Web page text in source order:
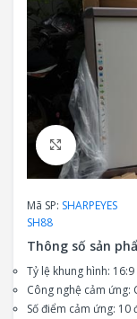
Click to
Mã SP: SHARPEYES
SH88
Thông số sản
Tỷ lệ khung hình: 16:9
Công nghệ cảm ứng:
Số điểm cảm ứng: 10